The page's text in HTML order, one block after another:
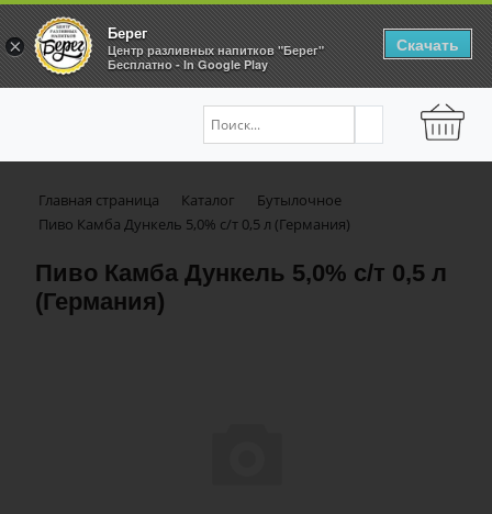
Главная страница Каталог
Бутылочное
Пиво Камба Дункель 5,0% с/т 0,5 л (Германия)
Пиво Камба Дункель 5,0% с/т 0,5 л
(Германия)
×
Берег
Центр разливных напитков "Берег"
Бесплатно - In Google Play
Скачать